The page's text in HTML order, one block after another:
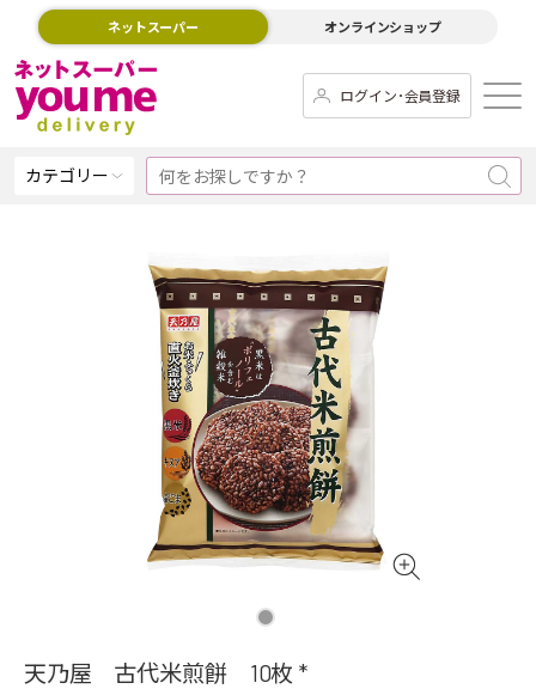
ネットスーパー オンラインショップ
ログイン･会員登録
カテゴリー
天乃屋 古代米煎餅 10枚 *